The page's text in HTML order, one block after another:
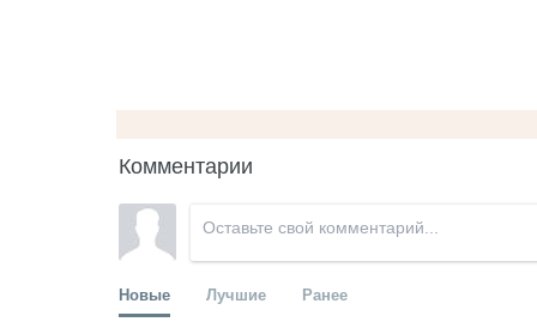
Комментарии
Новые Лучшие Ранее